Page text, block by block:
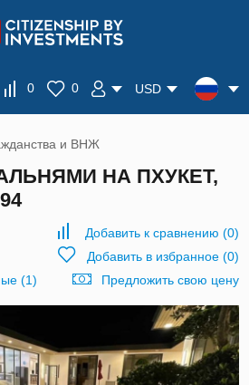
0 0 USD
и ВНЖ
НА ПХУКЕТ,
Добавить к сравнению (0)
Добавить в избранное(0)
(1)
Предложить свою цену